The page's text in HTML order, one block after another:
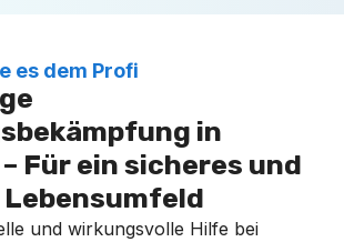
es dem Profi
in
Für ein sicheres und
und wirkungsvolle Hilfe bei